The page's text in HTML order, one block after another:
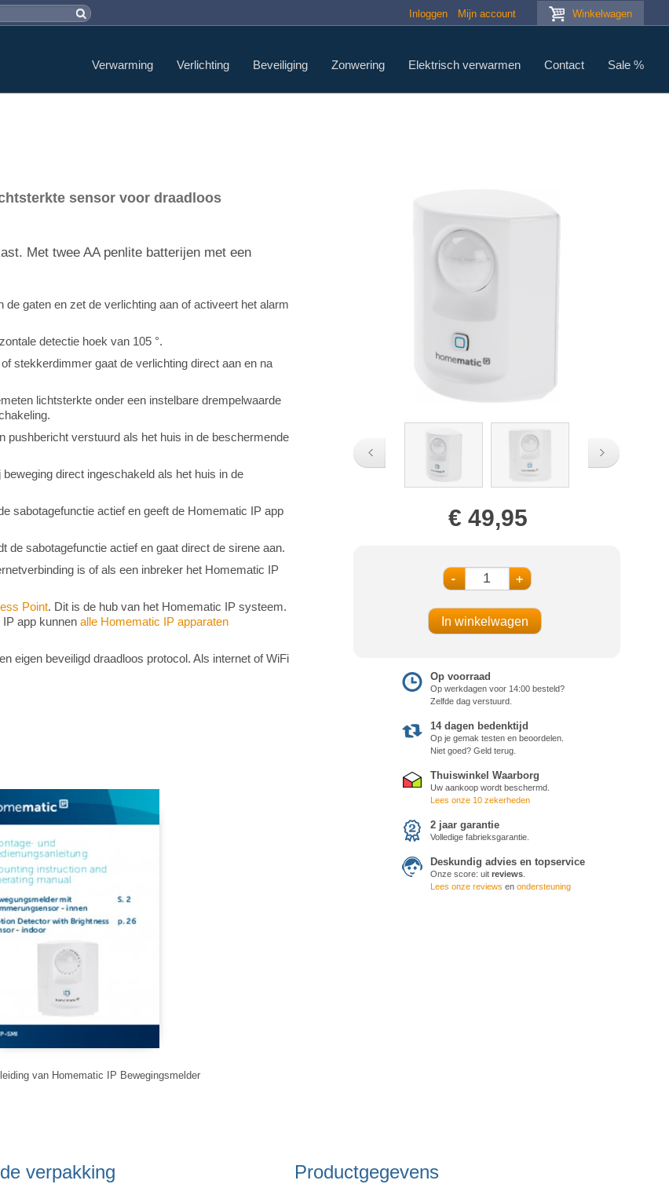
Winkelwagen
Inloggen Mijn account
Verwarming Verlichting Beveiliging Zonwering Elektrisch verwarmen Contact Sale %
€ 49,95
- +
Op voorraad
Op werkdagen voor 14:00 besteld?
Zelfde dag verstuurd.
14 dagen bedenktijd
Op je gemak testen en beoordelen.
Niet goed? Geld terug.
Thuiswinkel Waarborg
Uw aankoop wordt beschermd.
Lees onze 10 zekerheden
2 jaar garantie
Volledige fabrieksgarantie.
Deskundig advies en topservice
Onze score: uit reviews
Lees onze reviews en ondersteuning
sensor voor draadloos
Met twee AA penlite batterijen met een
gaten en zet de verlichting aan of activeert het alarm
detectie hoek van 105 °.
stekkerdimmer gaat de verlichting direct aan en na
lichtsterkte onder een instelbare drempelwaarde
pushbericht verstuurd als het huis in de beschermende
direct ingeschakeld als het huis in de
sabotagefunctie actief en geeft de Homematic IP app
de sabotagefunctie actief en gaat direct de sirene aan.
is of als een inbreker het Homematic IP
Point. Dit is de hub van het Homematic IP systeem.
app kunnen alle Homematic IP apparaten
eigen beveiligd draadloos protocol. Als internet of WiFi
van Homematic IP Bewegingsmelder
verpakking Productgegevens